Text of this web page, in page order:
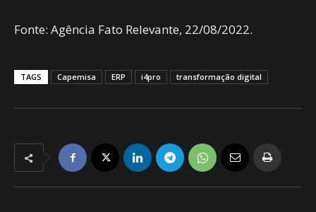
Fonte: Agência Fato Relevante, 22/08/2022.
TAGS Capemisa ERP i4pro transformação digital